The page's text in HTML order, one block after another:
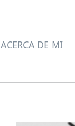
ACERCA DE MI